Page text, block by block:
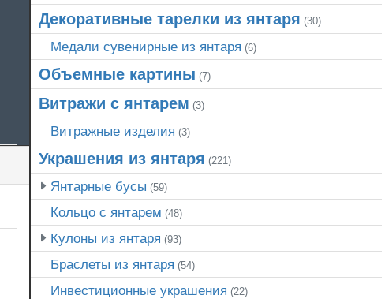
Декоративные тарелки из янтаря (30)
Медали сувенирные из янтаря (6)
Объемные картины (7)
Витражи с янтарем (3)
Витражные изделия (3)
Украшения из янтаря (221)
Янтарные бусы (59)
Кольцо с янтарем (48)
Кулоны из янтаря (93)
Браслеты из янтаря (54)
Инвестиционные украшения (22)